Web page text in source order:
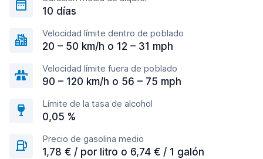
10 días
Velocidad límite dentro de poblado
20 – 50 km/h o 12 – 31 mph
Velocidad límite fuera de poblado
90 – 120 km/h o 56 – 75 mph
Límite de la tasa de alcohol
0,05 %
Precio de gasolina medio
1,78 € / por litro o 6,74 € / 1 galón